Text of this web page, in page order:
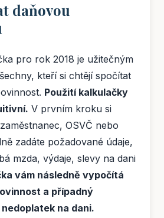
daňovou
pro rok 2018 je užitečným
kteří si chtějí spočítat
Použití kalkulačky
V prvním kroku si
OSVČ nebo
zadáte požadované údaje,
mzda, výdaje, slevy na dani
vám následně vypočítá
a případný
na dani.